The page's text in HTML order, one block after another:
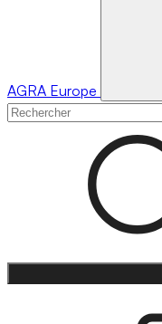
AGRA Europe